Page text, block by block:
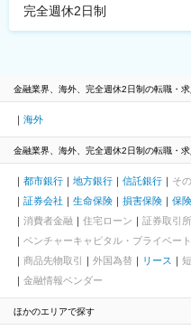
完全週休2日制
金融業界、海外、完全週休2日制の転職・
海外
金融業界、海外、完全週休2日制の転職・
都市銀行 地方銀行 信託銀行 そ
証券会社
生命保険 損害保険 保
消費者金融
住宅ローン 証券取引所
ベンチャーキャピタル・プライベー
商品先物取引
外国為替 リース
金融情報ベンダー
ほかのエリアで探す